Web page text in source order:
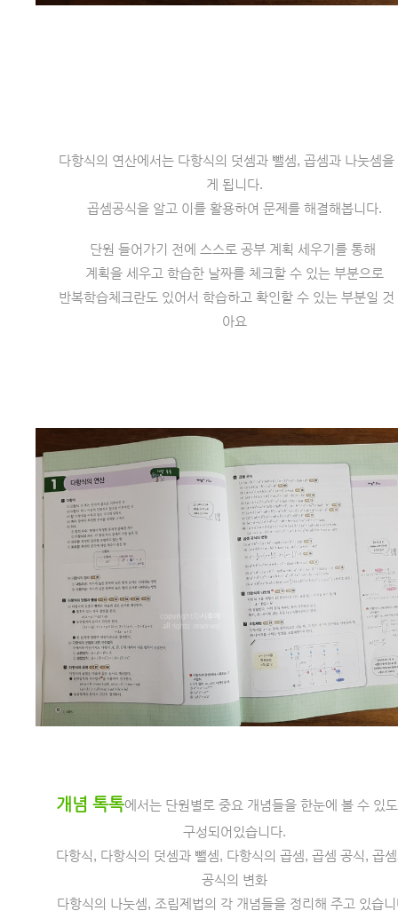
다항식의 연산에서는 다항식의 덧셈과 뺄셈, 곱셈과 나눗셈을
게 됩니다.
곱셈공식을 알고 이를 활용하여 문제를 해결해봅니다.
단원 들어가기 전에 스스로 공부 계획 세우기를 통해
계획을 세우고 학습한 날짜를 체크할 수 있는 부분으로
반복학습체크란도 있어서 학습하고 확인할 수 있는 부분일 것
아요
개념 톡톡에서는 단원별로 중요 개념들을 한눈에 볼 수 있
구성되어있습니다.
다항식, 다항식의 덧셈과 뺄셈, 다항식의 곱셈, 곱셈 공식, 곱
공식의 변화
다항식의 나눗셈, 조립제법의 각 개념들을 정리해 주고 있습